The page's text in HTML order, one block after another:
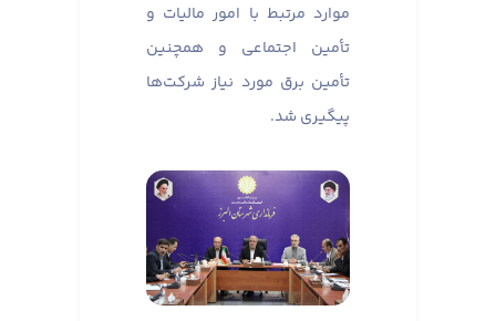
موارد مرتبط با امور مالیات و
تأمین اجتماعی و همچنین
تأمین برق مورد نیاز شرکت‌ها
پیگیری شد.